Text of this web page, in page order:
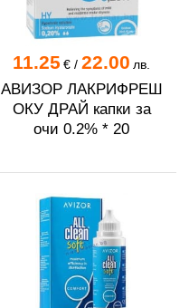
11.25 € / 22.00 лв.
АВИЗОР ЛАКРИФРЕШ
ОКУ ДРАЙ капки за
очи 0.2% * 20